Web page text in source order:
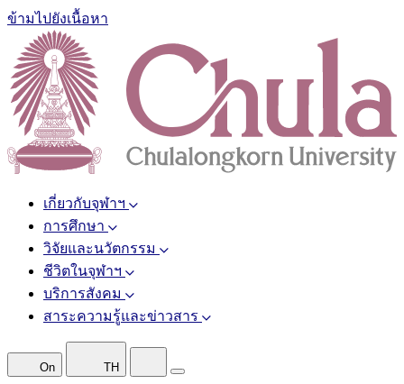
ข้ามไปยังเนื้อหา
เกี่ยวกับจุฬาฯ
การศึกษา
วิจัยและนวัตกรรม
ชีวิตในจุฬาฯ
บริการสังคม
สาระความรู้และข่าวสาร
On TH